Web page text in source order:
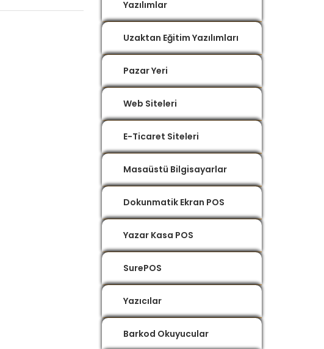
Yazılımlar
Uzaktan Eğitim Yazılımları
Pazar Yeri
Web Siteleri
E-Ticaret Siteleri
Masaüstü Bilgisayarlar
Dokunmatik Ekran POS
Yazar Kasa POS
SurePOS
Yazıcılar
Barkod Okuyucular